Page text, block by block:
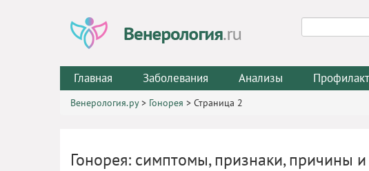
Главная Заболевания Анализы
Венерология.ру> Гонорея > Страница 2
Гонорея: симптомы, признаки, причины